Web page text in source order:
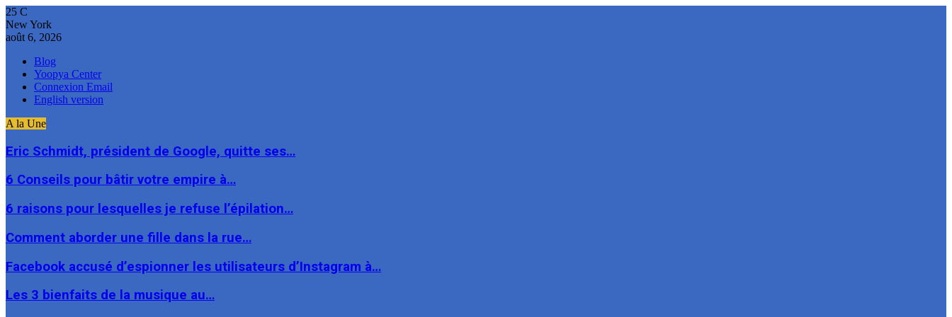
25 C
New York
août 6, 2026
Blog
Yoopya Center
Connexion Email
English version
A la Une
Eric Schmidt, président de Google, quitte ses…
6 Conseils pour bâtir votre empire à…
6 raisons pour lesquelles je refuse l’épilation…
Comment aborder une fille dans la rue…
Facebook accusé d’espionner les utilisateurs d’Instagram à…
Les 3 bienfaits de la musique au…